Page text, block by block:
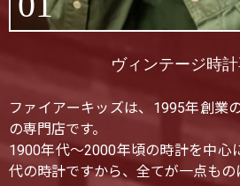
ヴィンテージ時
ファイアーキッズは、1995年創業
の専門店です。
1900年代〜2000年頃の時計を中心
代の時計ですから、全てが一点もの